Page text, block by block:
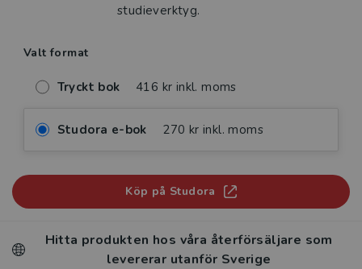
studieverktyg.
Valt format
Tryckt bok 416 kr inkl. moms
Studora e-bok 270 kr inkl. moms
Köp på Studora
Hitta produkten hos våra återförsäljare som
levererar utanför Sverige